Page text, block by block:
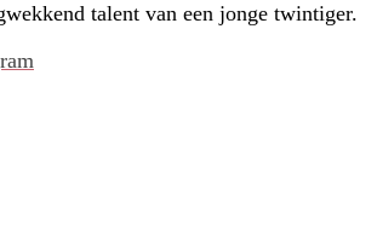
talent van een jonge twintiger.